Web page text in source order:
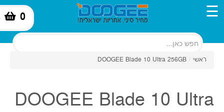
0 ☰
ראשי /
DOOGEE Blade 10 Ultra 256GB
DOOGEE Blade 10 Ultra